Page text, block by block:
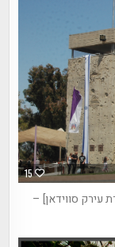
15
עירק סווידאן] –